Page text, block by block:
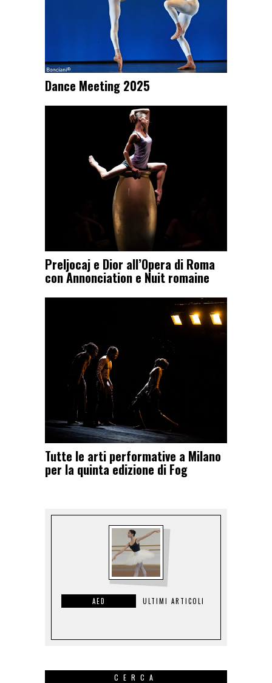
Dance Meeting 2025
Preljocaj e Dior all’Opera di Roma
con Annonciation e Nuit romaine
Tutte le arti performative a Milano
per la quinta edizione di Fog
AED ULTIMI ARTICOLI
CERCA